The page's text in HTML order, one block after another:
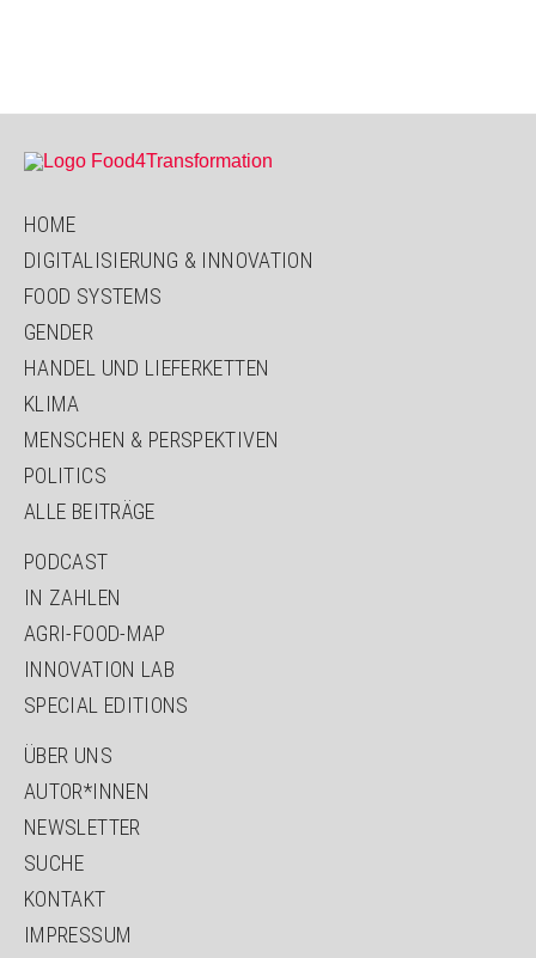
HOME
DIGITALISIERUNG & INNOVATION
FOOD SYSTEMS
GENDER
HANDEL UND LIEFERKETTEN
KLIMA
MENSCHEN & PERSPEKTIVEN
POLITICS
ALLE BEITRÄGE
PODCAST
IN ZAHLEN
AGRI-FOOD-MAP
INNOVATION LAB
SPECIAL EDITIONS
ÜBER UNS
AUTOR*INNEN
NEWSLETTER
SUCHE
KONTAKT
IMPRESSUM